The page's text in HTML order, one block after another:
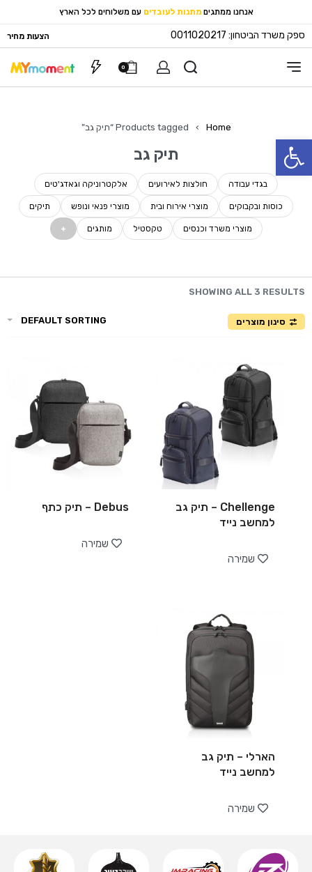
פתח סרגל נגישות
אנחנו ממתגים מתנות לעובדים עם משלוחים לכל הארץ
ספק משרד הביטחון: 0011020217 הצעות מחיר
0
Home
› Products tagged “תיק גב”
תיק גב
בגדי עבודה חולצות לאירועים אלקטרוניקה וגאדג'טים
כוסות ובקבוקים מוצרי אירוח ובית מוצרי פנאי ונופש תיקים
מוצרי משרד וכנסים טקסטיל מותגים
SHOWING ALL 3 RESULTS
סינון מוצרים DEFAULT SORTING
Chellenge – תיק גב
למחשב נייד
שמירה
Debus – תיק כתף
שמירה
הארלי – תיק גב
למחשב נייד
שמירה